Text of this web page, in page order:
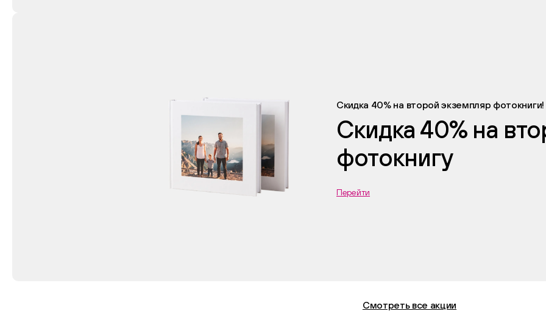
Скидка 40% на второй экземпляр фотокниги!
Скидка 40% на
фотокнигу
Перейти
Смотреть все акции